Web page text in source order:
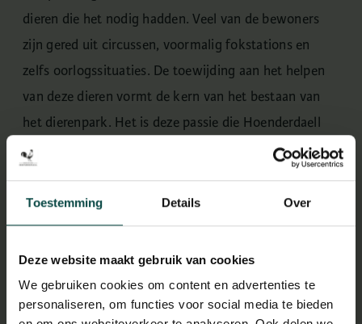
Toestemming Details Over
Deze website maakt gebruik van cookies
We gebruiken cookies om content en advertenties te
personaliseren, om functies voor social media te bieden
dieren die het nodig hadden. Veel van de bewoners
zijn gered uit circussen, voormalig fokstations en
zelfs oorlogssituaties. De toewijding aan het helpen
van deze dieren vormt de kern van het bestaan van
het dierenpark. Het is deze passie die Hoenderdaell
elke dag weer drijft.